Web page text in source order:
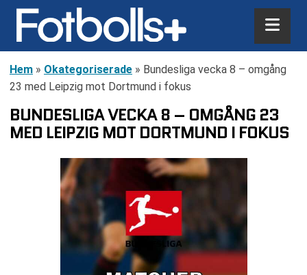
Hem » Okategoriserade » Bundesliga vecka 8 – omgång
23 med Leipzig mot Dortmund i fokus
BUNDESLIGA VECKA 8 – OMGÅNG 23
MED LEIPZIG MOT DORTMUND I FOKUS